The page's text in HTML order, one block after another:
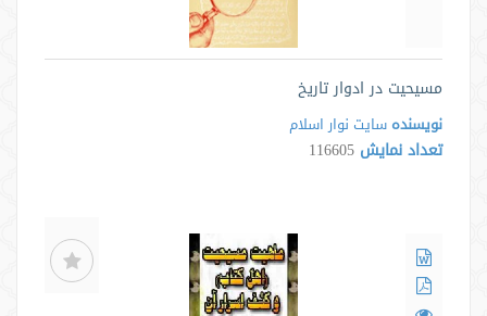
مسيحيت در ادوار تاريخ
نویسنده سایت نوار اسلام
تعداد نمایش 116605